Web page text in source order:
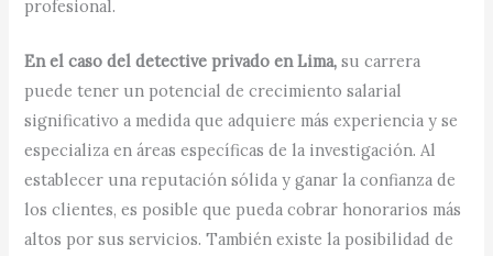
profesional.
En el caso del detective privado en Lima, su carrera
puede tener un potencial de crecimiento salarial
significativo a medida que adquiere más experiencia y se
especializa en áreas específicas de la investigación. Al
establecer una reputación sólida y ganar la confianza de
los clientes, es posible que pueda cobrar honorarios más
altos por sus servicios. También existe la posibilidad de